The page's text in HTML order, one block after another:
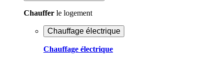
Chauffer le logement
Chauffage électrique
Chauffage électrique